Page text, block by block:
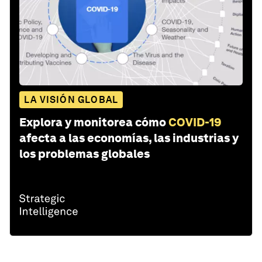
LA VISIÓN GLOBAL
Explora y monitorea cómoCOVID-19
afecta a las economías, las industrias y
los problemas globales